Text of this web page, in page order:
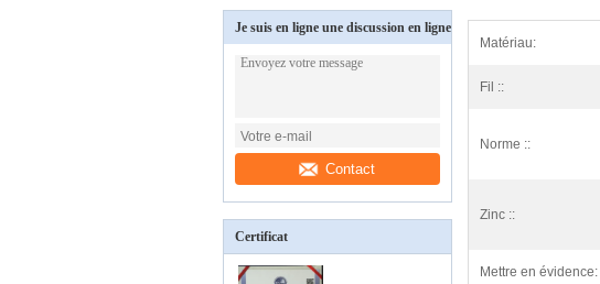
Je suis en ligne une discussion en ligne
Contact
Certificat
Matériau:
Fil ::
Norme ::
Zinc ::
Mettre en évidence: